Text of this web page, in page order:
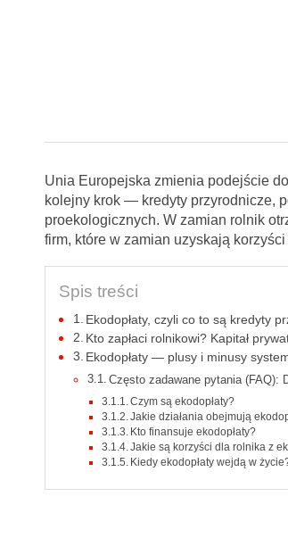
Unia Europejska zmienia podejście
kolejny krok — kredyty przyrodnicze,
proekologicznych. W zamian rolnik
firm, które w zamian uzyskają
Spis treści
Ekodopłaty, czyli co to są kredyty
Kto zapłaci rolnikowi? Kapitał
Ekodopłaty — plusy i minusy
Często zadawane pytania (FAQ):
Czym są ekodopłaty?
Jakie działania obejmują
Kto finansuje ekodopłaty?
Jakie są korzyści dla rolnika z
Kiedy ekodopłaty wejdą w